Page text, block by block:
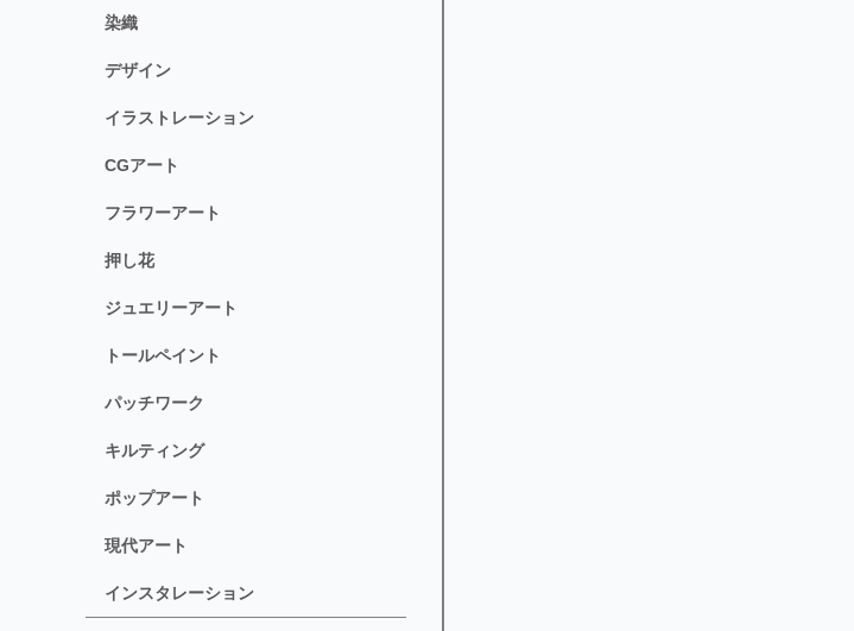
染織
デザイン
イラストレーション
CGアート
フラワーアート
押し花
ジュエリーアート
トールペイント
パッチワーク
キルティング
ポップアート
現代アート
インスタレーション